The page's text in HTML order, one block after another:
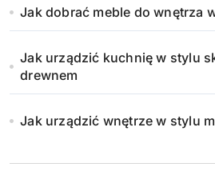
Jak dobrać meble do wnętrza
Jak urządzić kuchnię w stylu
drewnem
Jak urządzić wnętrze w stylu